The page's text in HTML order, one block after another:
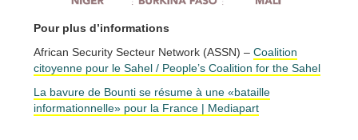
Pour plus d’informations
African Security Secteur Network (ASSN) – Coalition
citoyenne pour le Sahel / People’s Coalition for the Sahel
La bavure de Bounti se résume à une «bataille
informationnelle» pour la France | Mediapart